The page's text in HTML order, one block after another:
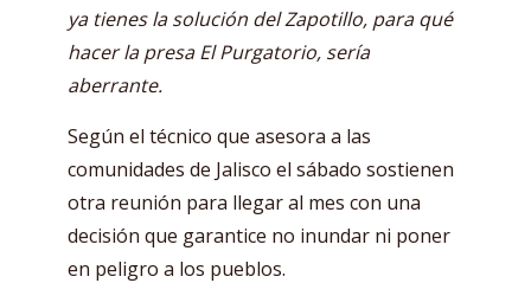
ya tienes la solución del Zapotillo, para qué
hacer la presa El Purgatorio, sería
aberrante.
Según el técnico que asesora a las
comunidades de Jalisco el sábado sostienen
otra reunión para llegar al mes con una
decisión que garantice no inundar ni poner
en peligro a los pueblos.